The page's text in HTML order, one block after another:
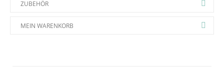
ZUBEHÖR
MEIN WARENKORB